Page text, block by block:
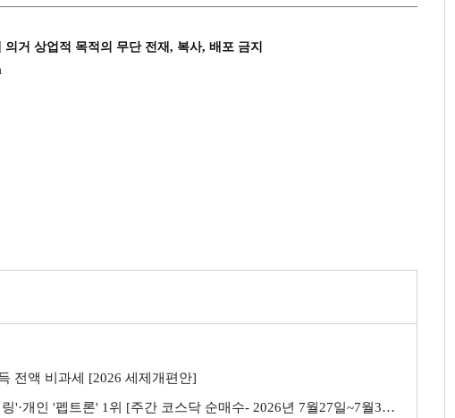
거 상업적 목적의 무단 전재, 복사, 배포 금지
전액 비과세 [2026 세제개편안]
개인 '펩트론' 1위 [주간 코스닥 순매수- 2026년 7월27일~7월31일]